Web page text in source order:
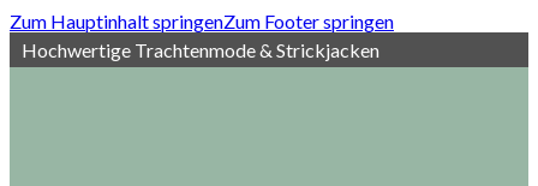
Zum Hauptinhalt springenZum Footer springen
Hochwertige Trachtenmode & Strickjacken